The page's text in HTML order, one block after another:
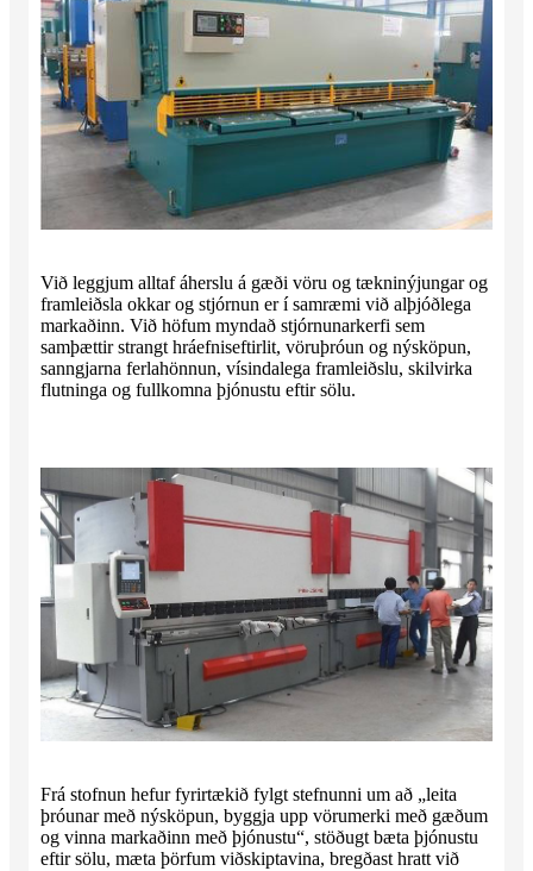
Við leggjum alltaf áherslu á gæði vöru og tækninýjungar og
framleiðsla okkar og stjórnun er í samræmi við alþjóðlega
markaðinn. Við höfum myndað stjórnunarkerfi sem
samþættir strangt hráefniseftirlit, vöruþróun og nýsköpun,
sanngjarna ferlahönnun, vísindalega framleiðslu, skilvirka
flutninga og fullkomna þjónustu eftir sölu.
Frá stofnun hefur fyrirtækið fylgt stefnunni um að „leita
þróunar með nýsköpun, byggja upp vörumerki með gæðum
og vinna markaðinn með þjónustu“, stöðugt bæta þjónustu
eftir sölu, mæta þörfum viðskiptavina, bregðast hratt við